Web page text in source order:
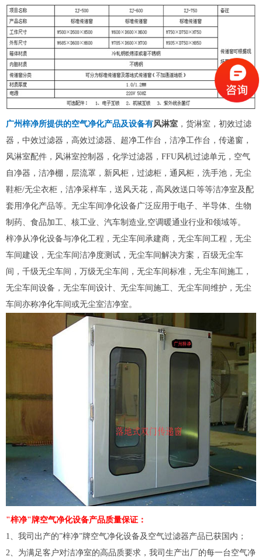
广州梓净所提供的空气净化产品及设备有风淋室 ， 货淋室 ， 初效过滤
器 ， 中效过滤器 ， 高效过滤器 、超净工作台，洁净工作台，传递窗，
风淋室配件 ， 风淋室控制器，化学过滤器，FFU风机过滤单元，空气
自净器，洁净棚，层流罩， 新风柜 ，过滤柜，通风柜，洗手池，无尘
鞋柜/无尘衣柜，洁净采样车，送风天花，高风效送口等等洁净室及配
套用净化产品等。无尘车间净化设备广泛应用于电子、半导体、生物
制药、食品加工、核工业、汽车制造业,空调暖通业行业和领域等。
梓净从净化设备与净化工程，无尘车间承建商，无尘车间工程，无尘
车间建设，无尘车间洁净度测试，无尘车间解决方案，百级无尘车
间，千级无尘车间，万级无尘车间，无尘车间标准，无尘车间施工，
无尘车间设备，无尘车间设计、无尘车间施工、无尘车间维护，无尘
车间亦称净化车间或无尘室洁净室。
"梓净"牌空气净化设备产品质量保证：
1、我司出产的”梓净”牌空气净化设备及空气过滤器产品已获国内；
2、为满足客户对洁净室的高品质要求，我司生产出厂的每一台空气净